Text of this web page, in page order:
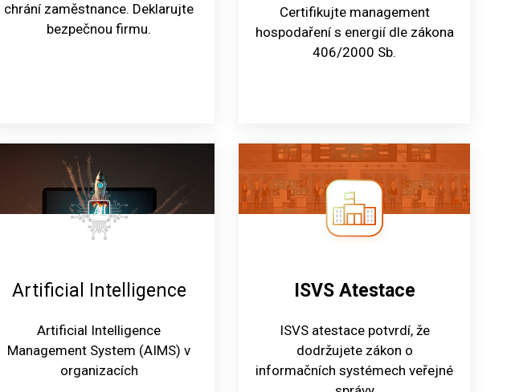
chrání zaměstnance. Deklarujte
bezpečnou firmu.
Certifikujte management
hospodaření s energií dle zákona
406/2000 Sb.
Artificial Intelligence
Artificial Intelligence
Management System (AIMS) v
organizacích
ISVS Atestace
ISVS atestace potvrdí, že
dodržujete zákon o
informačních systémech veřejné